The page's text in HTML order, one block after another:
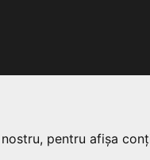
pentru afișa